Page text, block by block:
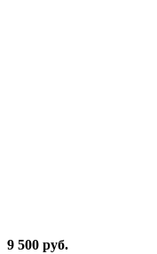
9 500 руб.